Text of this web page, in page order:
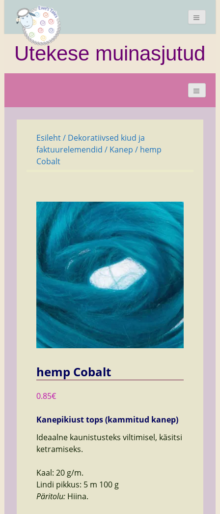
Utekese muinasjutud
Esileht/ Dekoratiivsed kiud ja
faktuurelemendid / Kanep / hemp
Cobalt
hemp Cobalt
0.85€
Kanepikiust tops (kammitud kanep)
Ideaalne kaunistusteks viltimisel, käsitsi
ketramiseks.
Kaal: 20 g/m.
Lindi pikkus: 5 m 100 g
Päritolu:Hiina.